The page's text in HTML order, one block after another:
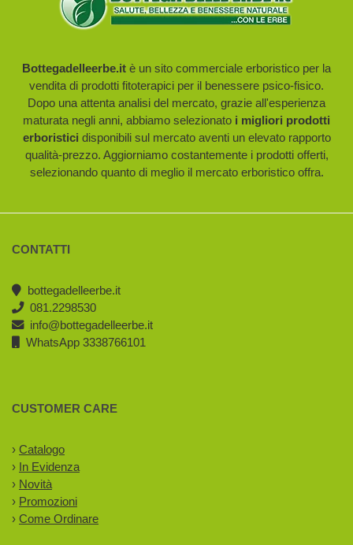
Bottegadelleerbe.it è un sito commerciale erboristico per la
vendita di prodotti fitoterapici per il benessere psico-fisico.
Dopo una attenta analisi del mercato, grazie all'esperienza
maturata negli anni, abbiamo selezionato i migliori prodotti
erboristici disponibili sul mercato aventi un elevato rapporto
qualità-prezzo. Aggiorniamo costantemente i prodotti offerti,
selezionando quanto di meglio il mercato erboristico offra.
CONTATTI
bottegadelleerbe.it
081.2298530
info@bottegadelleerbe.it
WhatsApp 3338766101
CUSTOMER CARE
› Catalogo
› In Evidenza
› Novità
› Promozioni
› Come Ordinare